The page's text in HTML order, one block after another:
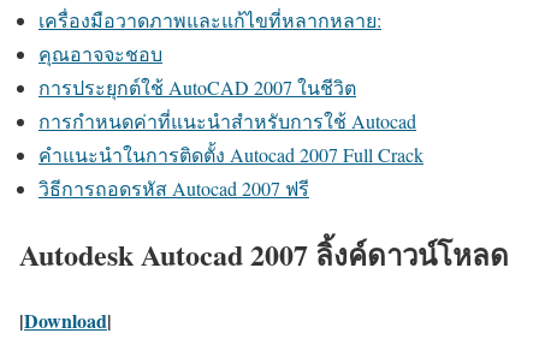
เครื่องมือวาดภาพและแก้ไขที่หลากหลาย:
คุณอาจจะชอบ
การประยุกต์ใช้ AutoCAD 2007 ในชีวิต
การกำหนดค่าที่แนะนำสำหรับการใช้ Autocad
คำแนะนำในการติดตั้ง Autocad 2007 Full Crack
วิธีการถอดรหัส Autocad 2007 ฟรี
Autodesk Autocad 2007 ลิ้งค์ดาวน์โหลด
|Download|